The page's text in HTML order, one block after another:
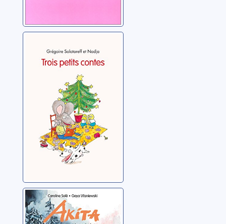
contes
Solotareff, Grégoire
Akita et les
grizzlys